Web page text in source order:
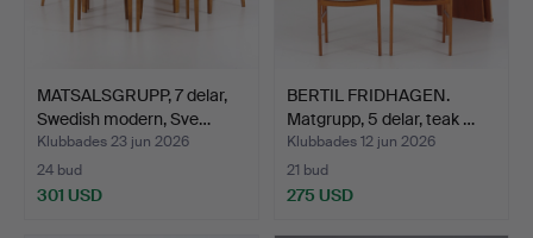
MATSALSGRUPP, 7 delar,
Swedish modern, Sve…
Klubbades 23 jun 2026
24 bud
301 USD
BERTIL FRIDHAGEN.
Matgrupp, 5 delar, teak …
Klubbades 12 jun 2026
21 bud
275 USD